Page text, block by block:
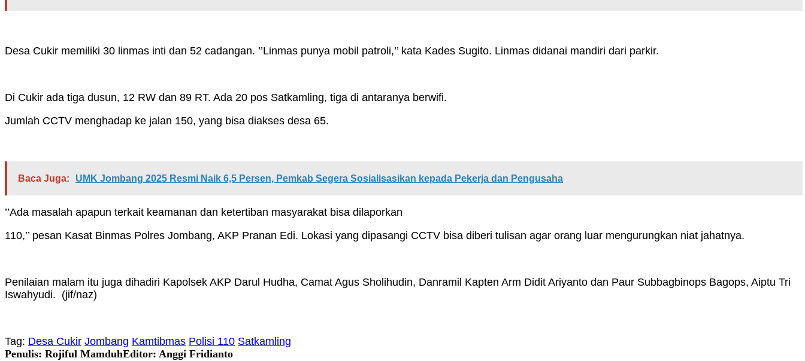
Desa Cukir memiliki 30 linmas inti dan 52 cadangan. ’’Linmas punya mobil patroli,’’ kata Kades Sugito. Linmas didanai mandiri dari parkir.
Di Cukir ada tiga dusun, 12 RW dan 89 RT. Ada 20 pos Satkamling, tiga di antaranya berwifi.
Jumlah CCTV menghadap ke jalan 150, yang bisa diakses desa 65.
Baca Juga: UMK Jombang 2025 Resmi Naik 6,5 Persen, Pemkab Segera Sosialisasikan kepada Pekerja dan Pengusaha
’’Ada masalah apapun terkait keamanan dan ketertiban masyarakat bisa dilaporkan
110,’’ pesan Kasat Binmas Polres Jombang, AKP Pranan Edi. Lokasi yang dipasangi CCTV bisa diberi tulisan agar orang luar mengurungkan niat jahatnya.
Penilaian malam itu juga dihadiri Kapolsek AKP Darul Hudha, Camat Agus Sholihudin, Danramil Kapten Arm Didit Ariyanto dan Paur Subbagbinops Bagops, Aiptu Tri
Iswahyudi. (jif/naz)
Tag: Desa Cukir Jombang Kamtibmas Polisi 110 Satkamling
Penulis: Rojiful MamduhEditor: Anggi Fridianto